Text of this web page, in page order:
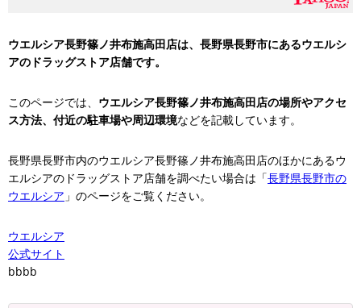
ウエルシア長野篠ノ井布施高田店は、長野県長野市にあるウエルシ
アのドラッグストア店舗です。
このページでは、 ウエルシア長野篠ノ井布施高田店の場所やアクセ
ス方法、付近の駐車場や周辺環境などを記載しています。
長野県長野市内のウエルシア長野篠ノ井布施高田店のほかにあるウ
エルシアのドラッグストア店舗を調べたい場合は「長野県長野市の
ウエルシア 」のページをご覧ください。
ウエルシア
公式サイト
bbbb